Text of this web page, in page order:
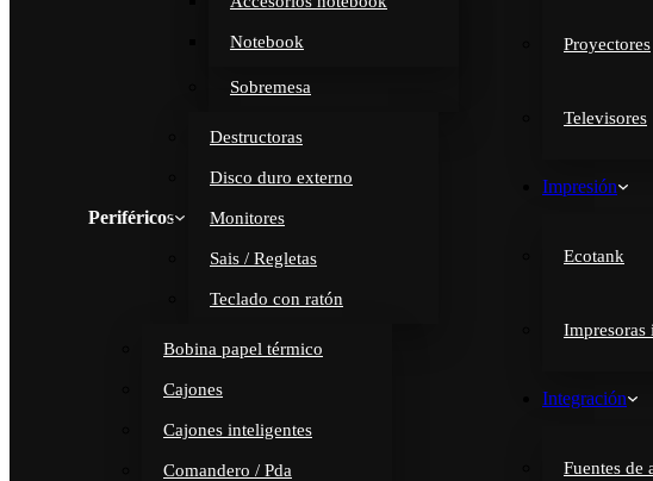
Notebook
Sobremesa
Periféricos
Destructoras
Disco duro externo
Monitores
Sais / Regletas
Teclado con ratón
Bobina papel térmico
Cajones
Cajones inteligentes
Comandero / Pda
Proyectores
Televisores
Impresión
Ecotank
Integración
Fuentes de